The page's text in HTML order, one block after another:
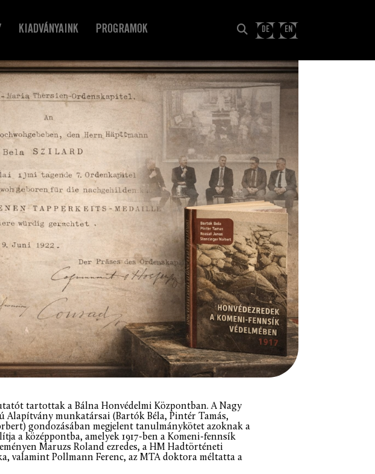
KIADVÁNYAINK PROGRAMOK DE EN
tartottak a Bálna Honvédelmi Központban. A Nagy
Alapítvány munkatársai (Bartók Béla, Pintér Tamás,
gondozásában megjelent tanulmánykötet azoknak a
a középpontba, amelyek 1917-ben a Komeni-fennsík
Maruzs Roland ezredes, a HM Hadtörténeti
valamint Pollmann Ferenc, az MTA doktora méltatta a